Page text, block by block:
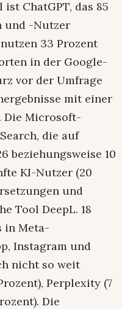
ChatGPT, das 85
und -Nutzer
33 Prozent
in der Google-
vor der Umfrage
mit einer
Die Microsoft-
die auf
beziehungsweise 10
KI-Nutzer (20
und
Tool DeepL. 18
in Meta-
Instagram und
nicht so weit
Perplexity (7
Die